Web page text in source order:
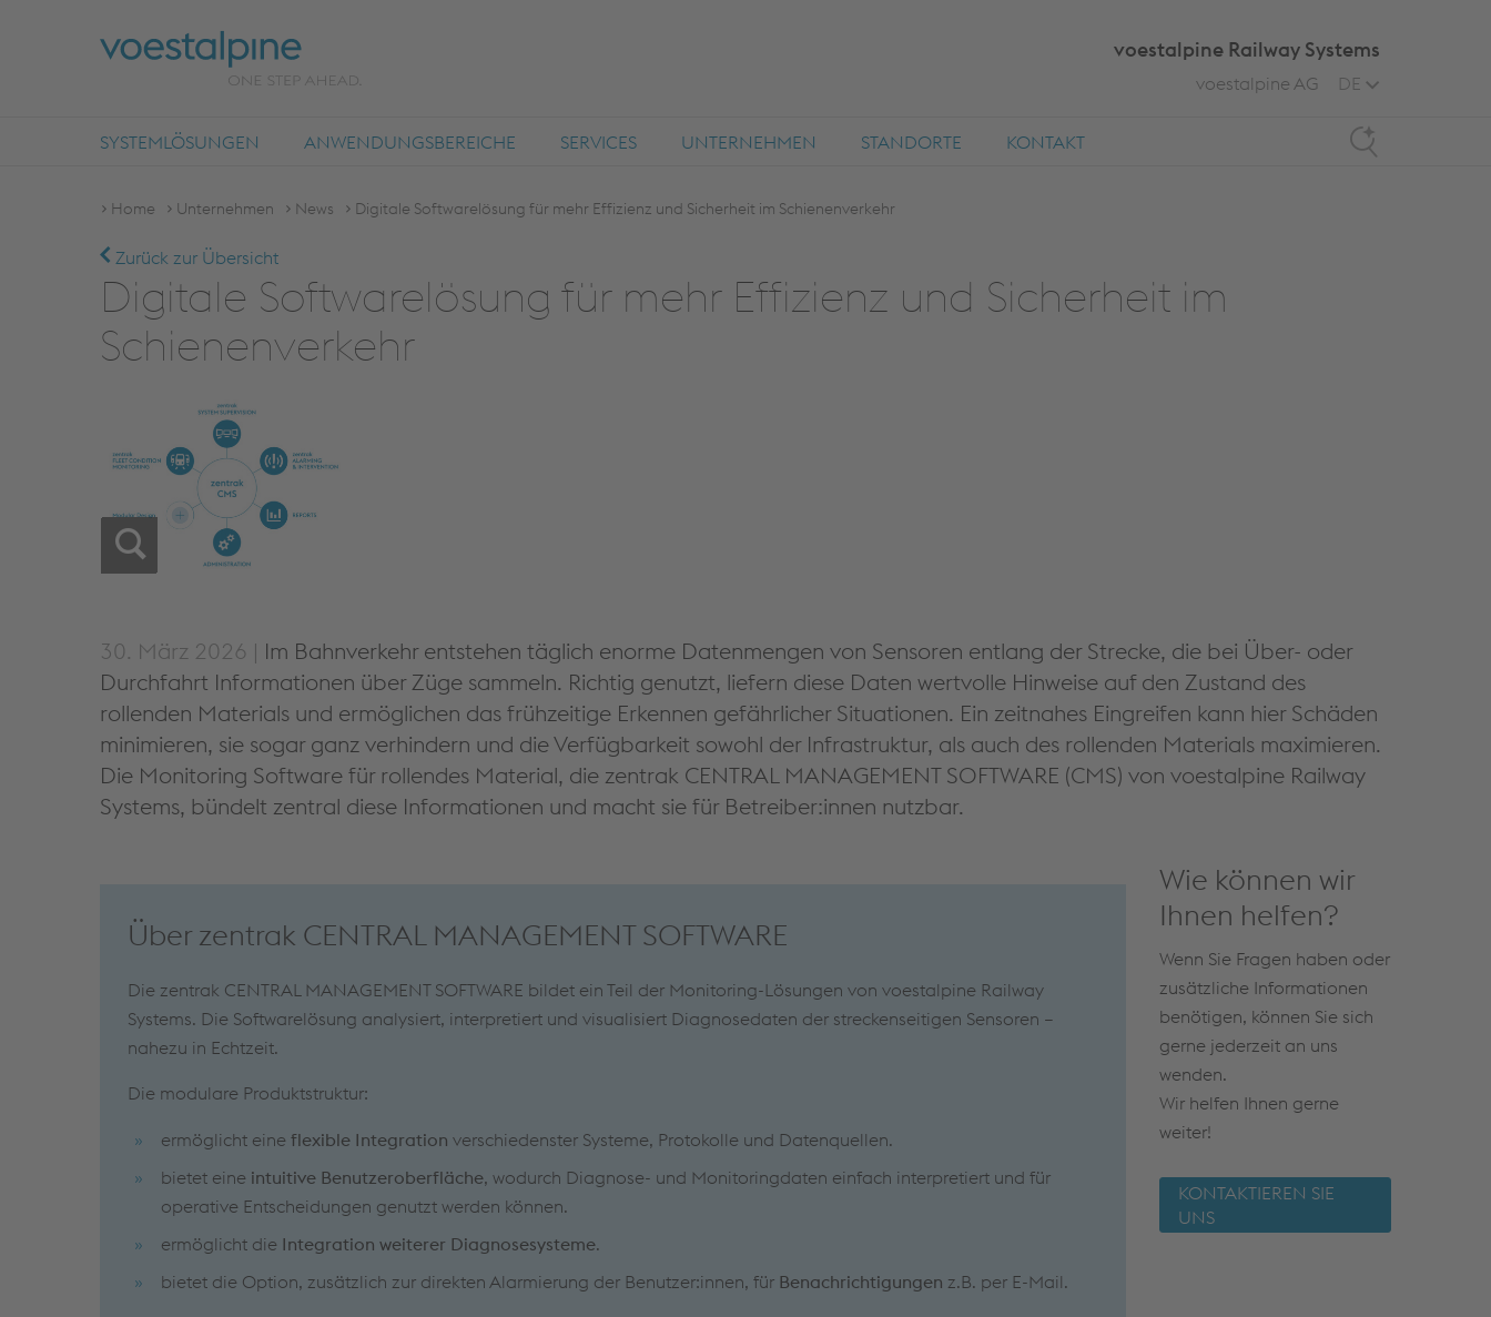
Search
voestalpine Railway Systems
DE
voestalpine AG
SYSTEMLÖSUNGEN ANWENDUNGSBEREICHE SERVICES UNTERNEHMEN STANDORTE KONTAKT
Home Unternehmen News Digitale Softwarelösung für mehr Effizienz und Sicherheit im Schienenverkehr
Zurück zur Übersicht
Digitale Softwarelösung für mehr Effizienz und Sicherheit im
Schienenverkehr
30. März 2026 | Im Bahnverkehr entstehen täglich enorme Datenmengen von Sensoren entlang der Strecke, die bei Über- oder
Durchfahrt Informationen über Züge sammeln. Richtig genutzt, liefern diese Daten wertvolle Hinweise auf den Zustand des
rollenden Materials und ermöglichen das frühzeitige Erkennen gefährlicher Situationen. Ein zeitnahes Eingreifen kann hier Schäden
minimieren, sie sogar ganz verhindern und die Verfügbarkeit sowohl der Infrastruktur, als auch des rollenden Materials maximieren.
Die Monitoring Software für rollendes Material, die zentrak CENTRAL MANAGEMENT SOFTWARE (CMS) von voestalpine Railway
Systems, bündelt zentral diese Informationen und macht sie für Betreiber:innen nutzbar.
Über zentrak CENTRAL MANAGEMENT SOFTWARE
Die zentrak CENTRAL MANAGEMENT SOFTWARE bildet ein Teil der Monitoring-Lösungen von voestalpine Railway
Systems. Die Softwarelösung analysiert, interpretiert und visualisiert Diagnosedaten der streckenseitigen Sensoren –
nahezu in Echtzeit.
Die modulare Produktstruktur:
ermöglicht eine flexible Integration verschiedenster Systeme, Protokolle und Datenquellen.
bietet eine intuitive Benutzeroberfläche, wodurch Diagnose- und Monitoringdaten einfach interpretiert und für
operative Entscheidungen genutzt werden können.
ermöglicht die Integration weiterer Diagnosesysteme.
bietet die Option, zusätzlich zur direkten Alarmierung der Benutzer:innen, für Benachrichtigungen z.B. per E-Mail.
Wie können wir
Ihnen helfen?
Wenn Sie Fragen haben oder
zusätzliche Informationen
benötigen, können Sie sich
gerne jederzeit an uns
wenden.
Wir helfen Ihnen gerne
weiter!
KONTAKTIEREN SIE
UNS